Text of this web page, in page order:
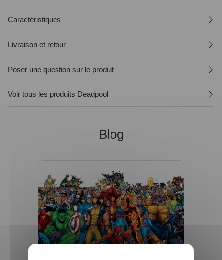
Caractéristiques
Livraison et retour
Poser une question sur le produit
Voir tous les produits Deadpool
Blog